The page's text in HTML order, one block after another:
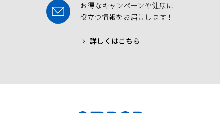
お得なキャンペーンや健康に
役立つ情報をお届けします！
詳しくはこちら